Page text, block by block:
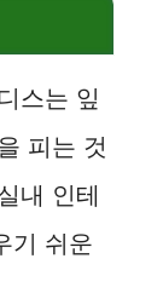
스는 잎
피는 것
내 인테
기 쉬운